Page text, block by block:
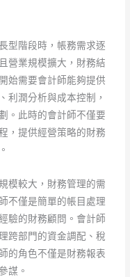
型階段時，帳務需求逐
營業規模擴大，財務結
始需要會計師能夠提供
利潤分析與成本控制，
。此時的會計師不僅要
，提供經營策略的財務
模較大，財務管理的需
不僅是簡單的帳目處理
驗的財務顧問。會計師
跨部門的資金調配、稅
的角色不僅是財務報表
謀。